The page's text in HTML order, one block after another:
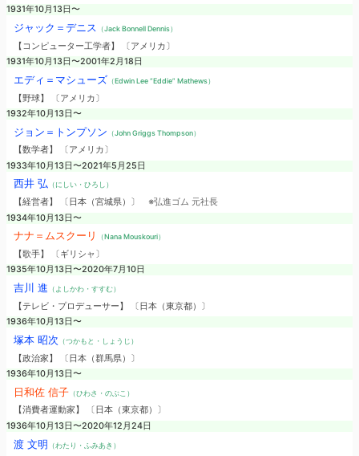
1931年10月13日〜
ジャック＝デニス （Jack Bonnell Dennis）
【コンピューター工学者】 〔アメリカ〕
1931年10月13日〜2001年2月18日
エディ＝マシューズ （Edwin Lee “Eddie” Mathews）
【野球】 〔アメリカ〕
1932年10月13日〜
ジョン＝トンプソン （John Griggs Thompson）
【数学者】 〔アメリカ〕
1933年10月13日〜2021年5月25日
西井 弘（にしい・ひろし）
【経営者】 〔日本（宮城県）〕 ※弘進ゴム 元社長
1934年10月13日〜
ナナ＝ムスクーリ （Nana Mouskouri）
【歌手】 〔ギリシャ〕
1935年10月13日〜2020年7月10日
吉川 進 （よしかわ・すすむ）
【テレビ・プロデューサー】 〔日本（東京都）〕
1936年10月13日〜
塚本 昭次 （つかもと・しょうじ）
【政治家】 〔日本（群馬県）〕
1936年10月13日〜
日和佐 信子（ひわさ・のぶこ）
【消費者運動家】 〔日本（東京都）〕
1936年10月13日〜2020年12月24日
渡 文明 （わたり・ふみあき）